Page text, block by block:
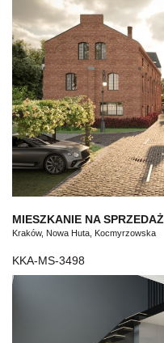
MIESZKANIE NA SPRZEDAŻ
Kraków, Nowa Huta, Kocmyrzowska
KKA-MS-3498